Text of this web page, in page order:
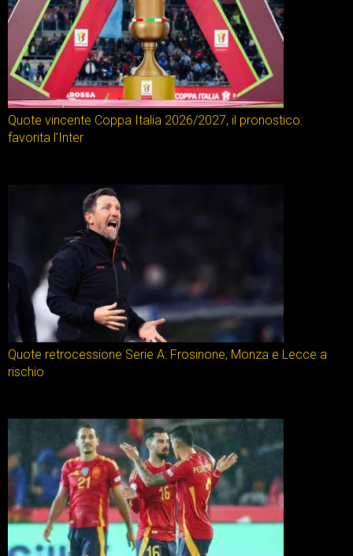
Quote vincente Coppa Italia 2026/2027, il pronostico:
favorita l’Inter
Quote retrocessione Serie A: Frosinone, Monza e Lecce a
rischio